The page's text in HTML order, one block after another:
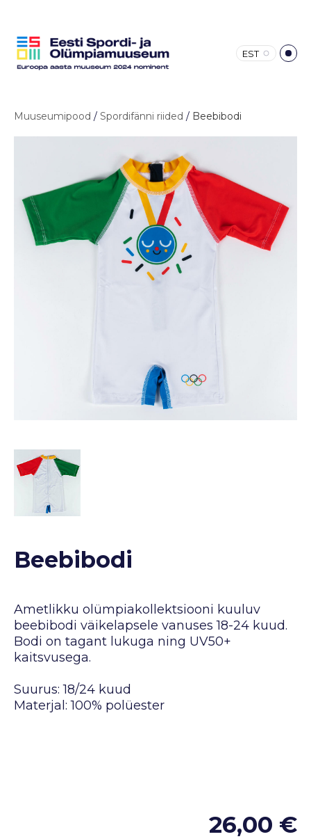
EST
Muuseumipood / Spordifänni riided / Beebibodi
Beebibodi
Ametlikku olümpiakollektsiooni kuuluv
beebibodi väikelapsele vanuses 18-24 kuud.
Bodi on tagant lukuga ning UV50+
kaitsvusega.
Suurus: 18/24 kuud
Materjal: 100% polüester
26,00 €